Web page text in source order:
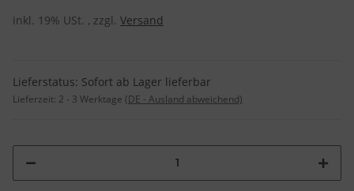
inkl. 19% USt. , zzgl. Versand
Lieferstatus: Sofort ab Lager lieferbar
Lieferzeit: 2 - 3 Werktage (DE - Ausland abweichend)